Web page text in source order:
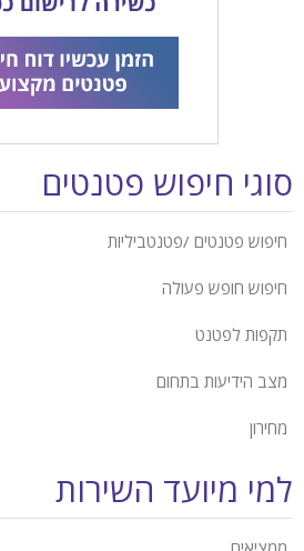
סוגי חיפוש פטנטים
חיפוש פטנטים /פטנטביליות
חיפוש חופש פעולה
תקפות לפטנט
מצב הידיעות בתחום
מחירון
למי מיועד השירות